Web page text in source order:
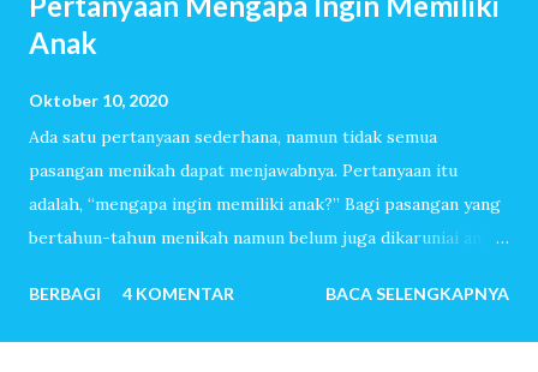
Anak
Oktober 10, 2020
Ada satu pertanyaan sederhana, namun tidak semua
pasangan menikah dapat menjawabnya. Pertanyaan itu
adalah, “mengapa ingin memiliki anak?” Bagi pasangan yang
bertahun-tahun menikah namun belum juga dikaruniai anak,
melewati ribuan hari tanpa tangis bayi, tiada canda tawa
dengan anak-anak. Mereka menemukan banyak sekali alasan
BERBAGI 4 KOMENTAR BACA SELENGKAPNYA